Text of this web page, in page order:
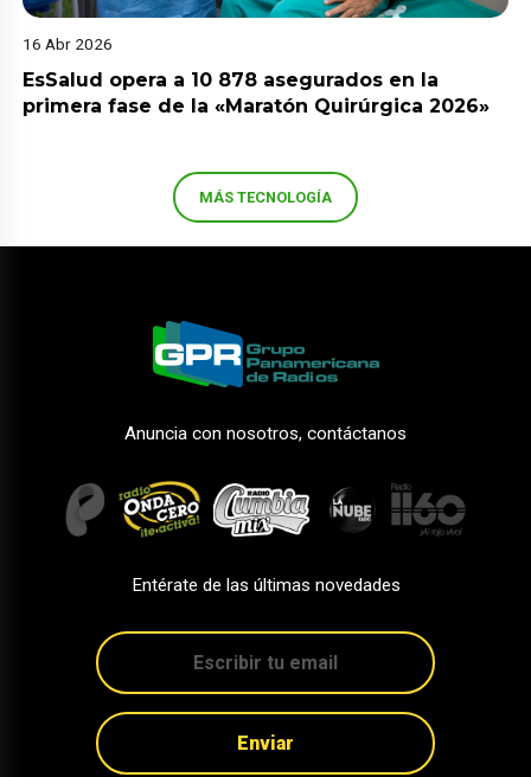
16 Abr 2026
EsSalud opera a 10 878 asegurados en la
primera fase de la «Maratón Quirúrgica 2026»
MÁS TECNOLOGÍA
Anuncia con nosotros, contáctanos
Entérate de las últimas novedades
Enviar